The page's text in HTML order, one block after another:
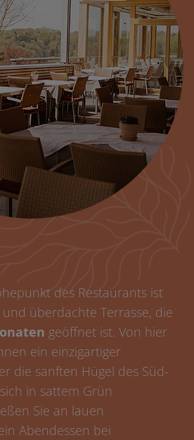
des Restaurants ist
überdachte Terrasse, die
geöffnet ist. Von hier
ein einzigartiger
die sanften Hügel des Süd-
in sattem Grün
Sie an lauen
Abendessen bei